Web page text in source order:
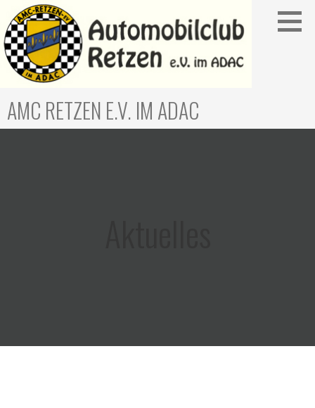
Zum
Inhalt
springen
AMC RETZEN E.V. IM ADAC